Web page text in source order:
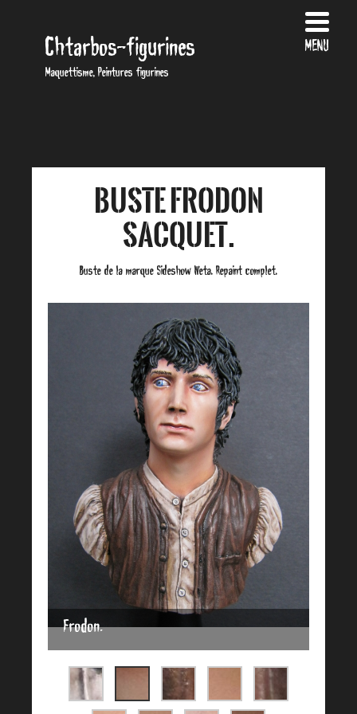
Chtarbos-figurines
Maquettisme, Peintures figurines
Buste Frodon
Sacquet.
Buste de la marque Sideshow Weta. Repaint complet.
Frodon.
MENU